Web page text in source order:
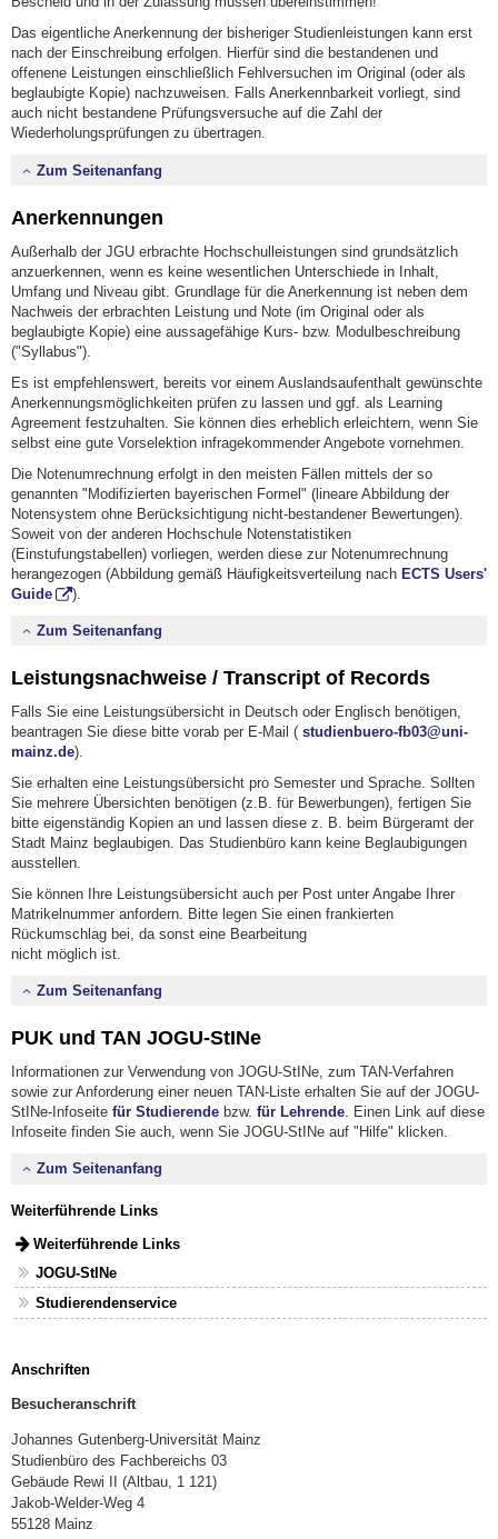
Das eigentliche Anerkennung der bisheriger Studienleistungen kann erst
nach der Einschreibung erfolgen. Hierfür sind die bestandenen und
offenene Leistungen einschließlich Fehlversuchen im Original (oder als
beglaubigte Kopie) nachzuweisen. Falls Anerkennbarkeit vorliegt, sind
auch nicht bestandene Prüfungsversuche auf die Zahl der
Wiederholungsprüfungen zu übertragen.
Zum Seitenanfang
Anerkennungen
Außerhalb der JGU erbrachte Hochschulleistungen sind grundsätzlich
anzuerkennen, wenn es keine wesentlichen Unterschiede in Inhalt,
Umfang und Niveau gibt. Grundlage für die Anerkennung ist neben dem
Nachweis der erbrachten Leistung und Note (im Original oder als
beglaubigte Kopie) eine aussagefähige Kurs- bzw. Modulbeschreibung
("Syllabus").
Es ist empfehlenswert, bereits vor einem Auslandsaufenthalt gewünschte
Anerkennungsmöglichkeiten prüfen zu lassen und ggf. als Learning
Agreement festzuhalten. Sie können dies erheblich erleichtern, wenn Sie
selbst eine gute Vorselektion infragekommender Angebote vornehmen.
Die Notenumrechnung erfolgt in den meisten Fällen mittels der so
genannten "Modifizierten bayerischen Formel" (lineare Abbildung der
Notensystem ohne Berücksichtigung nicht-bestandener Bewertungen).
Soweit von der anderen Hochschule Notenstatistiken
(Einstufungstabellen) vorliegen, werden diese zur Notenumrechnung
herangezogen (Abbildung gemäß Häufigkeitsverteilung nach ECTS Users'
Guide
).
Zum Seitenanfang
Leistungsnachweise / Transcript of Records
Falls Sie eine Leistungsübersicht in Deutsch oder Englisch benötigen,
beantragen Sie diese bitte vorab per E-Mail ( studienbuero-fb03@uni-
mainz.de).
Sie erhalten eine Leistungsübersicht pro Semester und Sprache. Sollten
Sie mehrere Übersichten benötigen (z.B. für Bewerbungen), fertigen Sie
bitte eigenständig Kopien an und lassen diese z. B. beim Bürgeramt der
Stadt Mainz beglaubigen. Das Studienbüro kann keine Beglaubigungen
ausstellen.
Sie können Ihre Leistungsübersicht auch per Post unter Angabe Ihrer
Matrikelnummer anfordern. Bitte legen Sie einen frankierten
Rückumschlag bei, da sonst eine Bearbeitung
nicht möglich ist.
Zum Seitenanfang
PUK und TAN JOGU-StINe
Informationen zur Verwendung von JOGU-StINe, zum TAN-Verfahren
sowie zur Anforderung einer neuen TAN-Liste erhalten Sie auf der JOGU-
StINe-Infoseite für Studierende bzw. für Lehrende. Einen Link auf diese
Infoseite finden Sie auch, wenn Sie JOGU-StINe auf "Hilfe" klicken.
Zum Seitenanfang
Weiterführende Links
Weiterführende Links
JOGU-StINe
Studierendenservice
Anschriften
Besucheranschrift
Johannes Gutenberg-Universität Mainz
Studienbüro des Fachbereichs 03
Gebäude Rewi II (Altbau, 1 121)
Jakob-Welder-Weg 4
55128 Mainz